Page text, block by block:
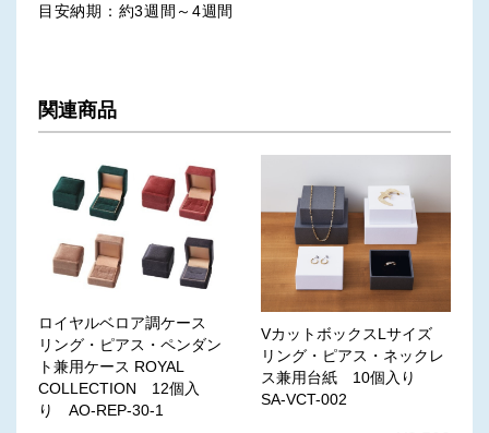
目安納期：約3週間～4週間
関連商品
ロイヤルベロア調ケース
リング・ピアス・ペンダン
ト兼用ケース ROYAL
COLLECTION 12個入
り AO-REP-30-1
VカットボックスLサイズ
リング・ピアス・ネックレ
ス兼用台紙 10個入り
SA-VCT-002